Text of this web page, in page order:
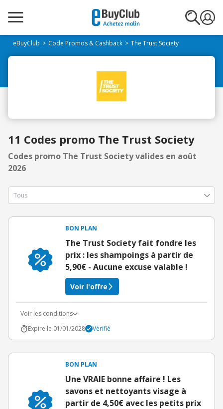
eBuyClub Code Promos & Cashback The Trust Society
11 Codes promo The Trust Society
Codes promo The Trust Society valides en août
2026
BON PLAN
The Trust Society fait fondre les
prix : les shampoings à partir de
5,90€ - Aucune excuse valable !
Voir l'offre
Voir les conditions
Expire le 01/01/2028
Vérifié
BON PLAN
Une VRAIE bonne affaire ! Les
savons et nettoyants visage à
partir de 4,50€ avec les petits prix